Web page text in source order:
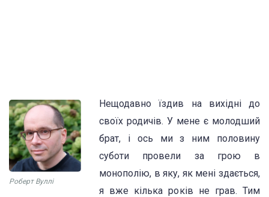
Роберт Вуллі
Нещодавно їздив на вихідні до
своїх родичів. У мене є молодший
брат, і ось ми з ним половину
суботи провели за грою в
монополію, в яку, як мені здається,
я вже кілька років не грав. Тим